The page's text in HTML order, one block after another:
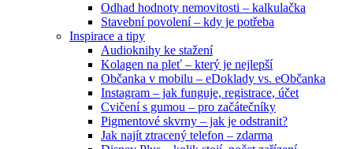
Odhad hodnoty nemovitosti – kalkulačka
Stavební povolení – kdy je potřeba
Inspirace a tipy
Audioknihy ke stažení
Kolagen na pleť – který je nejlepší
Občanka v mobilu – eDoklady vs. eObčanka
Instagram – jak funguje, registrace, účet
Cvičení s gumou – pro začátečníky
Pigmentové skvrny – jak je odstranit?
Jak najít ztracený telefon – zdarma